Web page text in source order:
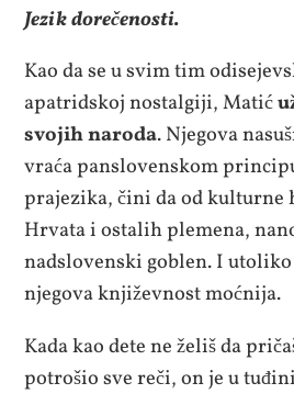
Jezik dorečenosti.
Kao da se u svim tim
apatridskoj nostalgiji, Matić
svojih naroda. Njegova
vraća panslovenskom
prajezika, čini da od kulturne
Hrvata i ostalih plemena,
nadslovenski goblen. I
njegova književnost moćnija.
Kada kao dete ne želiš da
potrošio sve reči, on je u